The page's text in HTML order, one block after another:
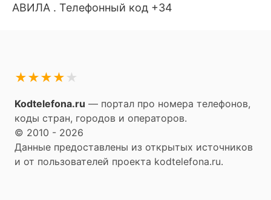
АВИЛА . Телефонный код +34
★
★
★
★
★
Kodtelefona.ru — портал про номера телефонов,
коды стран, городов и операторов.
© 2010 - 2026
Данные предоставлены из открытых источников
и от пользователей проекта kodtelefona.ru.